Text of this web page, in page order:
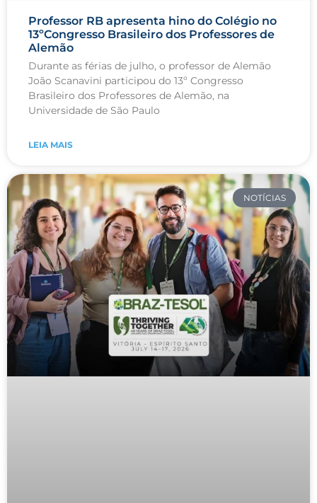
Professor RB apresenta hino do Colégio no
13ºCongresso Brasileiro dos Professores de
Alemão
Durante as férias de julho, o professor de Alemão
João Scanavini participou do 13º Congresso
Brasileiro dos Professores de Alemão, na
Universidade de São Paulo
LEIA MAIS
NOTÍCIAS